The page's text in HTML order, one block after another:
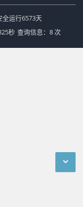
全运行6573天
秒 查询信息：8 次